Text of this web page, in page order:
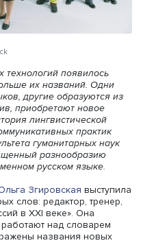
iStock
технологий
больше их названий.
языков, другие
приобретают
коммуникативных
гуманитарных
русском